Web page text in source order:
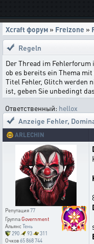
Xcraft форум » Freizone »
Regeln
Der Thread im
ob es bereits ein Thema
Titel Fehler, Glitch werden
ist, geben Sie unbedingt
Ответственный: hellox
Anzeige Fehler,
🤓 ARLECHIN
Репутация77
ГруппаGovernment
АльянсТень
290
93
311
Очков65 868 744